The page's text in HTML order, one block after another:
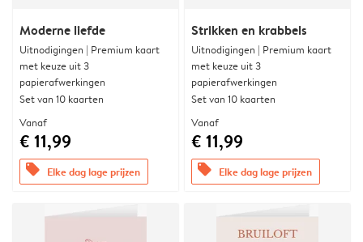
Moderne liefde
Uitnodigingen | Premium kaart
met keuze uit 3
papierafwerkingen
Set van 10 kaarten
Vanaf
€ 11,99
offers Elke dag lage prijzen
Strikken en krabbels
Uitnodigingen | Premium kaart
met keuze uit 3
papierafwerkingen
Set van 10 kaarten
Vanaf
€ 11,99
offers Elke dag lage prijzen